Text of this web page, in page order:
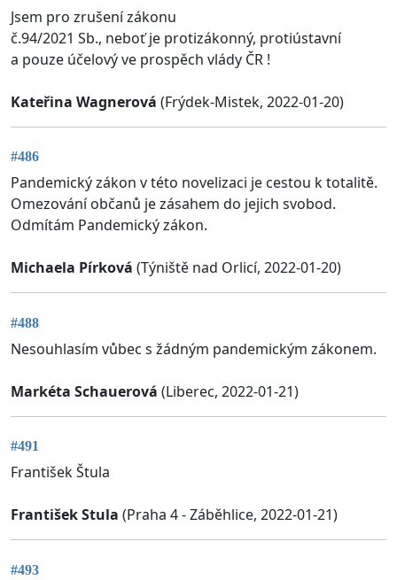
Jsem pro zrušení zákonu
č.94/2021 Sb., neboť je protizákonný, protiústavní
a pouze účelový ve prospěch vlády ČR !
Kateřina Wagnerová (Frýdek-Mistek, 2022-01-20)
#486
Pandemický zákon v této novelizaci je cestou k totalitě.
Omezování občanů je zásahem do jejich svobod.
Odmítám Pandemický zákon.
Michaela Pírková (Týniště nad Orlicí, 2022-01-20)
#488
Nesouhlasím vůbec s žádným pandemickým zákonem.
Markéta Schauerová (Liberec, 2022-01-21)
#491
František Štula
František Stula (Praha 4 - Záběhlice, 2022-01-21)
#493